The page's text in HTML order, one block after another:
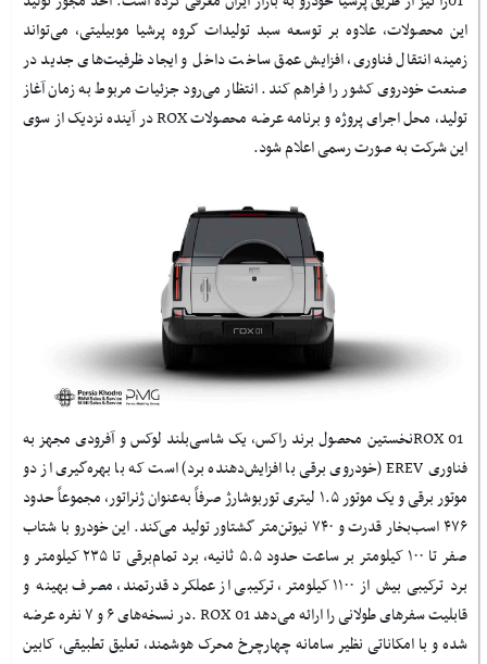
این محصولات، علاوه بر توسعه سبد تولیدات گروه پرشیا موبیلیتی، می‌تواند
زمینه انتقال فناوری، افزایش عمق ساخت داخل و ایجاد ظرفیت‌های جدید در
صنعت خودروی کشور را فراهم کند. انتظار می‌رود جزئیات مربوط به زمان آغاز
تولید، محل اجرای پروژه و برنامه عرضه محصولاتROXدر آینده نزدیک از سوی
این شرکت به صورت رسمی اعلام شود.
ROX 01نخستین محصول برند راکس، یک شاسی‌بلند لوکس و آفرودی مجهز به
فناوری EREV(خودروی برقی با افزایش‌دهنده برد) است که با بهره‌گیری از دو
موتور برقی و یک موتور ۱.۵ لیتری توربوشارژ صرفاً به‌عنوان ژنراتور، مجموعاً حدود
۴۷۶ اسب‌بخار قدرت و ۷۴۰ نیوتن‌متر گشتاور تولید می‌کند. این خودرو با شتاب
صفر تا ۱۰۰ کیلومتر بر ساعت حدود ۵.۵ ثانیه، برد تمام‌برقی تا ۲۳۵ کیلومتر و
برد ترکیبی بیش از ۱۱۰۰ کیلومتر، ترکیبی از عملکرد قدرتمند، مصرف بهینه و
قابلیت سفرهای طولانی را ارائه می‌دهد. ROX 01
در نسخه‌های ۶ و ۷ نفره عرضه
شده و با امکاناتی نظیر سامانه چهارچرخ محرک هوشمند، تعلیق تطبیقی، کابین